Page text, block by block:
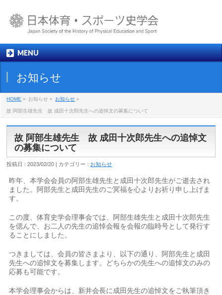
MENU
お知らせ
HOME » お知らせ » お知らせ »
故 阿部生雄先生 故 成田十次郎先生への追悼文の募集について
故 阿部生雄先生 故 成田十次郎先生への追悼文
の募集について
投稿日 : 2023/02/20 | カテゴリー : お知らせ
昨年、本学会会員の阿部生雄先生と成田十次郎先生がご逝去され
ました。阿部先生と成田先生のご冥福を心よりお祈り申し上げま
す。
この度、体育史学会理事会では、阿部生雄先生と成田十次郎先生
を偲んで、お二人の先生の追悼会報を会報の臨時号として発行す
ることにしました。
つきましては、会員の皆さまより、以下の通り、阿部先生と成田
先生への追悼文を募集します。どちらかの先生への追悼文のみの
応募も可能です。
本学会理事会からは、新井会長に成田先生の追悼文をご執筆頂き